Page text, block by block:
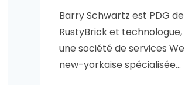
Barry Schwartz est PDG de
RustyBrick et technologue,
une société de services
new-yorkaise spécialisée…